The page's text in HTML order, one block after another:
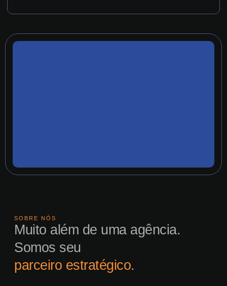
SOBRE NÓS
Muito além de uma agência.
Somos seu
parceiro estratégico.